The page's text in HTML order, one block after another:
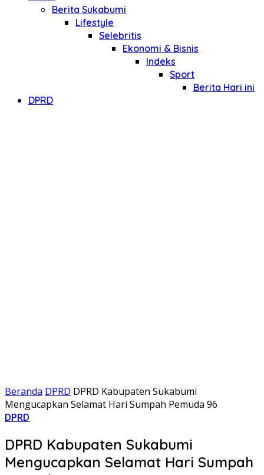
Berita Sukabumi
Lifestyle
Selebritis
Ekonomi & Bisnis
Indeks
Sport
Berita Hari ini
DPRD
Beranda DPRD DPRD Kabupaten Sukabumi
Mengucapkan Selamat Hari Sumpah Pemuda 96
DPRD
DPRD Kabupaten Sukabumi
Mengucapkan Selamat Hari Sumpah